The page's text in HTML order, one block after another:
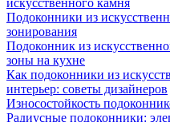
искусственного камня
Подоконники из
зонирования
Подоконник из
зоны на кухне
Как подоконники из
интерьер: советы дизайнеров
Износостойкость
Радиусные подоконники: